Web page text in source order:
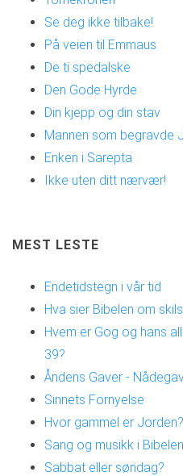
Se deg ikke tilbake!
På veien til Emmaus
De ti spedalske
Den Gode Hyrde
Din kjepp og din stav
Mannen som begravde
Enken i Sarepta
Ikke uten ditt nærvær!
MEST LESTE
Endetidstegn i vår tid
Hva sier Bibelen om
Hvem er Gog og hans
39?
Åndens Gaver -
Sinnets Fornyelse
Hvor gammel er Jorden?
Sang og musikk i Bibelen
Sabbat eller søndag?